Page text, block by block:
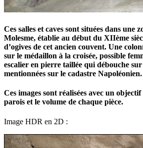
Ces salles et caves sont situées dans
Molesme, établie au début du XIIème
d’ogives de cet ancien couvent. Une
sur le médaillon à la croisée, possible
escalier en pierre taillée qui débouche
mentionnées sur le cadastre
Ces images sont réalisées avec un
parois et le volume de chaque pièce.
Image HDR en 2D :